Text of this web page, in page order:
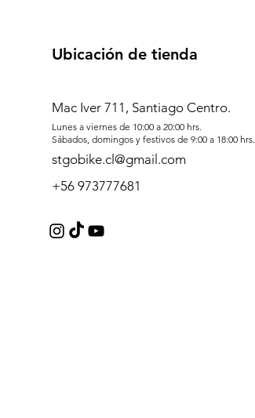
Ubicación de tienda
Mac Iver 711, Santiago Centro.
Lunes a viernes de 10:00 a 20:00 hrs.
Sábados, domingos y festivos de 9:00 a 18:00 hrs.
stgobike.cl@gmail.com
+56 973777681